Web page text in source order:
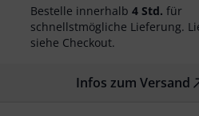
Bestelle innerhalb4 Std. für
schnellstmögliche Lieferung.
siehe Checkout.
Infos zum Versand